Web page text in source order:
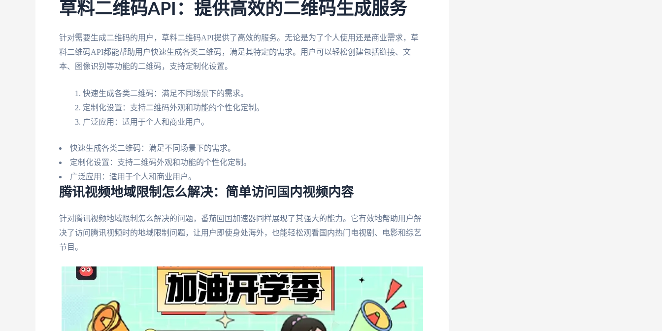
草料二维码API：提供高效的二维码生成服务
针对需要生成二维码的用户，草料二维码API提供了高效的服务。无论是为了个人使用还是商业需求，草
料二维码API都能帮助用户快速生成各类二维码，满足其特定的需求。用户可以轻松创建包括链接、文
本、图像识别等功能的二维码，支持定制化设置。
快速生成各类二维码：满足不同场景下的需求。
定制化设置：支持二维码外观和功能的个性化定制。
广泛应用：适用于个人和商业用户。
快速生成各类二维码：满足不同场景下的需求。
定制化设置：支持二维码外观和功能的个性化定制。
广泛应用：适用于个人和商业用户。
腾讯视频地域限制怎么解决：简单访问国内视频内容
针对腾讯视频地域限制怎么解决的问题，番茄回国加速器同样展现了其强大的能力。它有效地帮助用户解
决了访问腾讯视频时的地域限制问题，让用户即使身处海外，也能轻松观看国内热门电视剧、电影和综艺
节目。